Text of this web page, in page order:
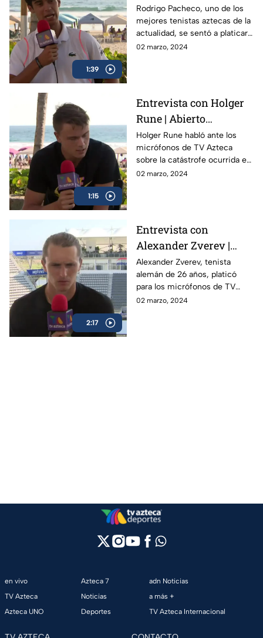
1:39
Mexicano de Tenis
Rodrigo Pacheco, uno de los
mejores tenistas aztecas de la
actualidad, se sentó a platicar
con TV Azteca previo al
02 marzo, 2024
1:15
Entrevista con Holger
Rune | Abierto
Mexicano de Tenis
Holger Rune habló ante los
micrófonos de TV Azteca
sobre la catástrofe ocurrida en
Acapulco y como el Abierto
02 marzo, 2024
2:17
Entrevista con
Alexander Zverev |
Abierto Mexicano de
Tenis
Alexander Zverev, tenista
alemán de 26 años, platicó
para los micrófonos de TV
Azteca Deportes durante su
02 marzo, 2024
en vivo
TV Azteca
Azteca UNO
Azteca 7
Noticias
Deportes
adn Noticias
a más +
TV Azteca Internacional